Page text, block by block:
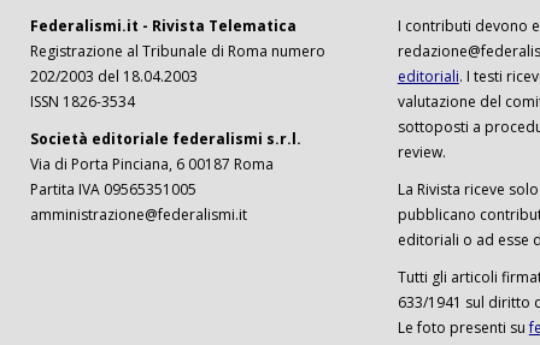
Federalismi.it - Rivista Telematica
Registrazione al Tribunale di Roma numero
202/2003 del 18.04.2003
ISSN 1826-3534
Società editoriale federalismi s.r.l.
Via di Porta Pinciana, 6 00187 Roma
Partita IVA 09565351005
amministrazione@federalismi.it
I contributi devono
editoriali. I testi
valutazione del
sottoposti a
review.
La Rivista riceve
pubblicano
editoriali o ad esse
Tutti gli articoli
633/1941 sul diritto
Le foto presenti su